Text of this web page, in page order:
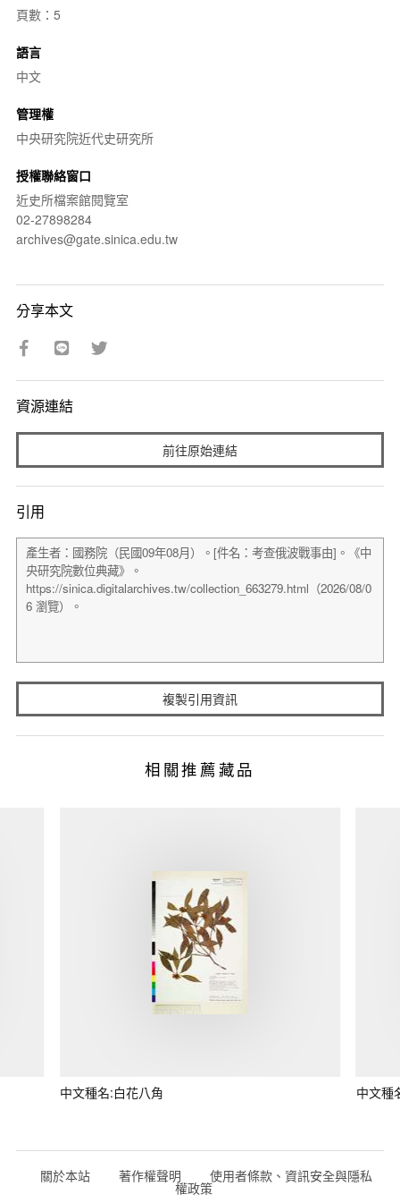
頁數：5
語言
中文
管理權
中央研究院近代史研究所
授權聯絡窗口
近史所檔案館閱覽室
02-27898284
archives@gate.sinica.edu.tw
分享本文
資源連結
前往原始連結
引用
複製引用資訊
相關推薦藏品
中文種名:白花八角 中文種
關於本站 著作權聲明 使用者條款、資訊安全與隱私
權政策